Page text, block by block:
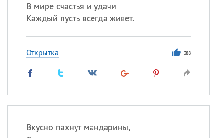
В мире счастья и удачи
Каждый пусть всегда живет.
Открытка 388
Вкусно пахнут мандарины,